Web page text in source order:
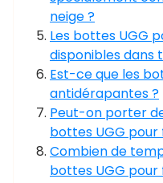
neige ?
Les bottes UGG
disponibles dans
Est-ce que les
antidérapantes ?
Peut-on porter
bottes UGG pour
Combien de
bottes UGG